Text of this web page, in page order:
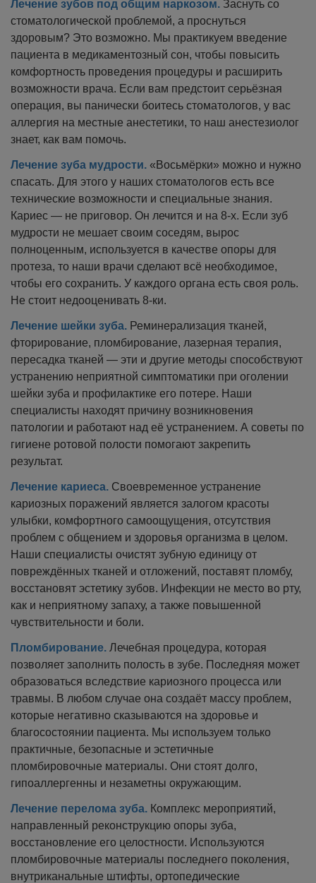
Лечение зубов под общим наркозом. Заснуть со
стоматологической проблемой, а проснуться
здоровым? Это возможно. Мы практикуем введение
пациента в медикаментозный сон, чтобы повысить
комфортность проведения процедуры и расширить
возможности врача. Если вам предстоит серьёзная
операция, вы панически боитесь стоматологов, у вас
аллергия на местные анестетики, то наш анестезиолог
знает, как вам помочь.
Лечение зуба мудрости. «Восьмёрки» можно и нужно
спасать. Для этого у наших стоматологов есть все
технические возможности и специальные знания.
Кариес — не приговор. Он лечится и на 8-х. Если зуб
мудрости не мешает своим соседям, вырос
полноценным, используется в качестве опоры для
протеза, то наши врачи сделают всё необходимое,
чтобы его сохранить. У каждого органа есть своя роль.
Не стоит недооценивать 8-ки.
Лечение шейки зуба. Реминерализация тканей,
фторирование, пломбирование, лазерная терапия,
пересадка тканей — эти и другие методы способствуют
устранению неприятной симптоматики при оголении
шейки зуба и профилактике его потере. Наши
специалисты находят причину возникновения
патологии и работают над её устранением. А советы по
гигиене ротовой полости помогают закрепить
результат.
Лечение кариеса. Своевременное устранение
кариозных поражений является залогом красоты
улыбки, комфортного самоощущения, отсутствия
проблем с общением и здоровья организма в целом.
Наши специалисты очистят зубную единицу от
повреждённых тканей и отложений, поставят пломбу,
восстановят эстетику зубов. Инфекции не место во рту,
как и неприятному запаху, а также повышенной
чувствительности и боли.
Пломбирование. Лечебная процедура, которая
позволяет заполнить полость в зубе. Последняя может
образоваться вследствие кариозного процесса или
травмы. В любом случае она создаёт массу проблем,
которые негативно сказываются на здоровье и
благосостоянии пациента. Мы используем только
практичные, безопасные и эстетичные
пломбировочные материалы. Они стоят долго,
гипоаллергенны и незаметны окружающим.
Лечение перелома зуба. Комплекс мероприятий,
направленный реконструкцию опоры зуба,
восстановление его целостности. Используются
пломбировочные материалы последнего поколения,
внутриканальные штифты, ортопедические